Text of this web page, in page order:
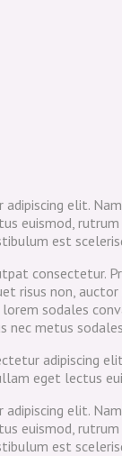
elit.
euismod,
est
consectetur.
risus non,
sodales
metus
adipiscing
eget lectus
elit.
euismod,
est